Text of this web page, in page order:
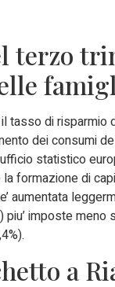
terzo
di risparmio
dei consumi
statistico
la formazione di
aumentata
imposte meno
a